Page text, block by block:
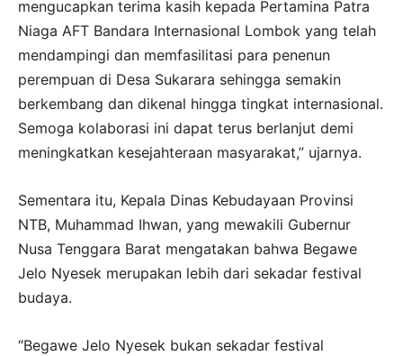
mengucapkan terima kasih kepada Pertamina Patra
Niaga AFT Bandara Internasional Lombok yang telah
mendampingi dan memfasilitasi para penenun
perempuan di Desa Sukarara sehingga semakin
berkembang dan dikenal hingga tingkat internasional.
Semoga kolaborasi ini dapat terus berlanjut demi
meningkatkan kesejahteraan masyarakat,” ujarnya.
Sementara itu, Kepala Dinas Kebudayaan Provinsi
NTB, Muhammad Ihwan, yang mewakili Gubernur
Nusa Tenggara Barat mengatakan bahwa Begawe
Jelo Nyesek merupakan lebih dari sekadar festival
budaya.
“Begawe Jelo Nyesek bukan sekadar festival